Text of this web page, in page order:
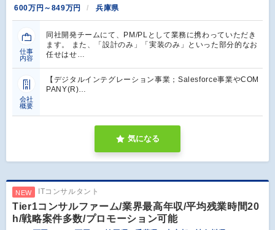
600万円～849万円 兵庫県
仕事
内容
同社開発チームにて、PM/PLとして業務に携わっていただき
ます。 また、「設計のみ」「実装のみ」といった部分的なお
任せはせ…
会社
概要
【デジタルインテグレーション事業；Salesforce事業やCOM
PANY(R)…
気になる
NEW ITコンサルタント
Tier1コンサルファーム/業界最高年収/平均残業時間20
h/戦略案件多数/プロモーション可能